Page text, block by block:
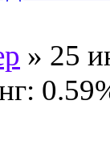
» 25